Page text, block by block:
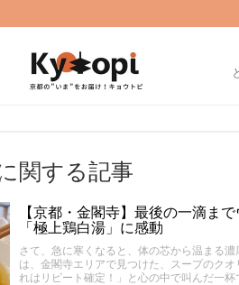
関する記事
【京都・金閣寺】最後の一滴ま
「極上鶏白湯」に感動
さて、急に寒くなると、体の芯から温まる
は、金閣寺エリアで見つけた、スープのク
れはリピート確定！」と心の中で叫んだ一杯